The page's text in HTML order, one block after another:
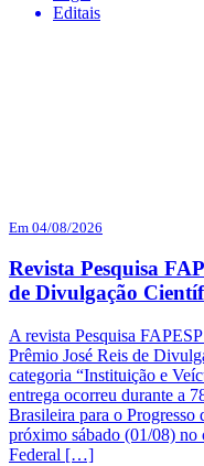
Editais
Em 04/08/2026
Revista Pesquisa
de Divulgação
A revista Pesquisa
Prêmio José Reis de
categoria “Instituição e
entrega ocorreu durante a
Brasileira para o Progresso
próximo sábado (01/08) no
Federal […]